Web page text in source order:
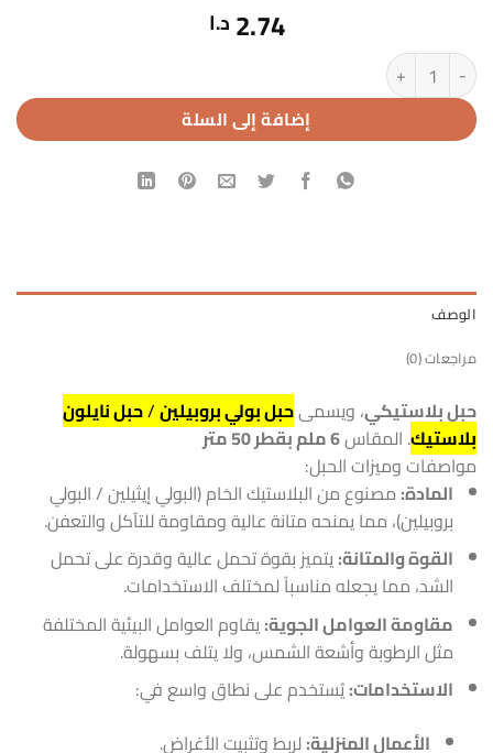
2.74 د.ا
كمية حبل بلاستيك 6ملم 50 متر
إضافة إلى السلة
الوصف
مراجعات (0)
حبل بلاستيكي، ويسمىحبل بولي بروبيلين/حبل نايلون
بلاستيك. المقاس6 ملم بقطر 50 متر
مواصفات وميزات الحبل:
المادة: مصنوع من البلاستيك الخام (البولي إيثيلين / البولي
بروبيلين)، مما يمنحه متانة عالية ومقاومة للتآكل والتعفن.
القوة والمتانة:يتميز بقوة تحمل عالية وقدرة على تحمل
الشد، مما يجعله مناسباً لمختلف الاستخدامات.
مقاومة العوامل الجوية:يقاوم العوامل البيئية المختلفة
مثل الرطوبة وأشعة الشمس، ولا يتلف بسهولة.
الاستخدامات:يُستخدم على نطاق واسع في:
الأعمال المنزلية:لربط وتثبيت الأغراض.